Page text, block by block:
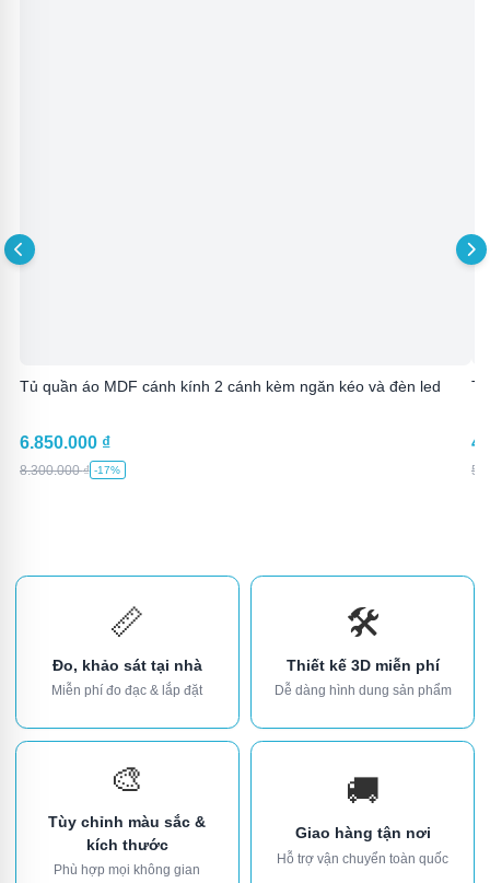
Tủ quần áo MDF cánh kính 2 cánh kèm ngăn kéo và đèn led
6.850.000 ₫
8.300.000₫ -17%
📏
Đo, khảo sát tại nhà
Miễn phí đo đạc & lắp đặt
🛠️
Thiết kế 3D miễn phí
Dễ dàng hình dung sản phẩm
🎨
Tùy chỉnh màu sắc &
kích thước
Phù hợp mọi không gian
🚚
Giao hàng tận nơi
Hỗ trợ vận chuyển toàn quốc